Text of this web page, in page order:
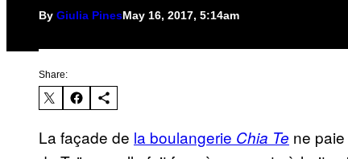
By Giulia PinesMay 16, 2017, 5:14am
Share:
La façade de la boulangerie Chia Te ne